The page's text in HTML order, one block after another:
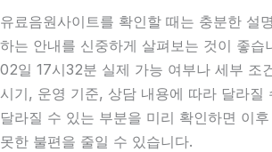
유료음원사이트를 확인할 때는 충분한 설
하는 안내를 신중하게 살펴보는 것이 좋
02일 17시32분 실제 가능 여부나 세부 조
시기, 운영 기준, 상담 내용에 따라 달라질
달라질 수 있는 부분을 미리 확인하면 이
못한 불편을 줄일 수 있습니다.